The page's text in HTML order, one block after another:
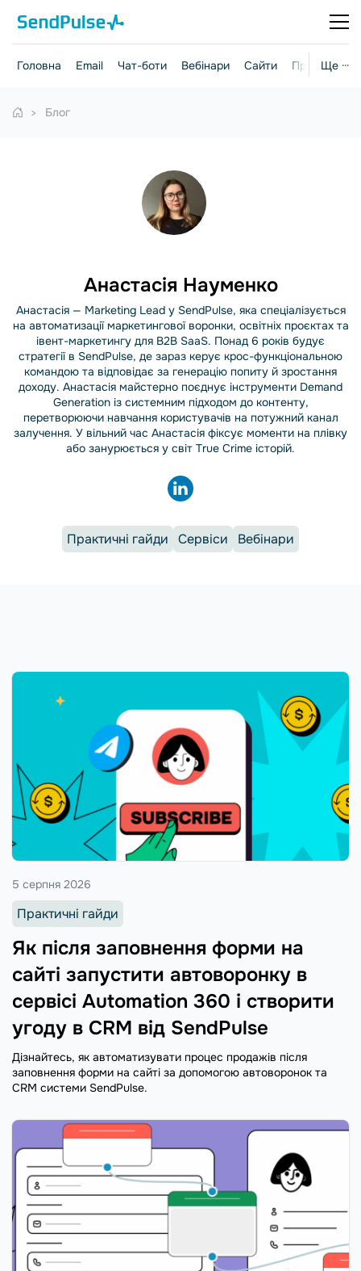
Ще ···
Головна Email Чат-боти Вебінари Сайти Практичні
Блог
Анастасія Науменко
Анастасія — Marketing Lead у SendPulse, яка спеціалізується
на автоматизації маркетингової воронки, освітніх проєктах та
івент-маркетингу для B2B SaaS. Понад 6 років будує
стратегії в SendPulse, де зараз керує крос-функціональною
командою та відповідає за генерацію попиту й зростання
доходу. Анастасія майстерно поєднує інструменти Demand
Generation із системним підходом до контенту,
перетворюючи навчання користувачів на потужний канал
залучення. У вільний час Анастасія фіксує моменти на плівку
або занурюється у світ True Crime історій.
Практичні гайди Сервіси Вебінари
Як після заповнення форми на
сайті запустити автоворонку в
сервісі Automation 360 і створити
угоду в CRM від SendPulse
5 серпня 2026
Практичні гайди
Дізнайтесь, як автоматизувати процес продажів після
заповнення форми на сайті за допомогою автоворонок та
CRM системи SendPulse.